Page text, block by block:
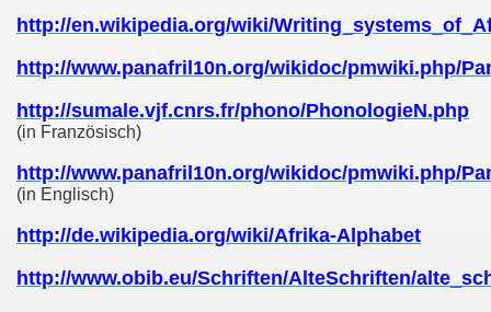
http://en.wikipedia.org/wiki/
http://www.panafril10n.org/wikidoc/pmwiki.php/
http://sumale.vjf.cnrs.fr/phono/PhonologieN.php
(in Französisch)
http://www.panafril10n.org/wikidoc/pmwiki.php/
(in Englisch)
http://de.wikipedia.org/wiki/Afrika-Alphabet
http://www.obib.eu/Schriften/AlteSchriften/
heute